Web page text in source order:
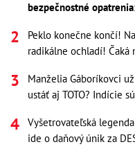
bezpečnostné
Peklo konečne končí!
radikálne ochladí! Čaká
Manželia Gáboríkovci
ustáť aj TOTO? Indície
Vyšetrovateľská
ide o daňový únik za